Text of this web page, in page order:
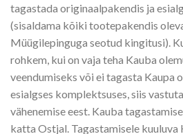
tagastada originaalpakendis ja
(sisaldama kõiki tootepakendis
Müügilepinguga seotud kingitusi).
rohkem, kui on vaja teha Kauba
veendumiseks või ei tagasta Kaupa
esialgses komplektsuses, siis
vähenemise eest. Kauba
katta Ostjal. Tagastamisele kuuluva